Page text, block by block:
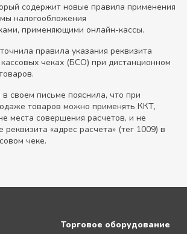
содержит новые правила применения
налогообложения
применяющими онлайн-кассы.
правила указания реквизита
кассовых чеках (БСО) при дистанционном
своем письме пояснила, что при
товаров можно применять ККТ,
места совершения расчетов, и не
реквизита «адрес расчета» (тег 1009) в
чеке.
Торговое оборудование